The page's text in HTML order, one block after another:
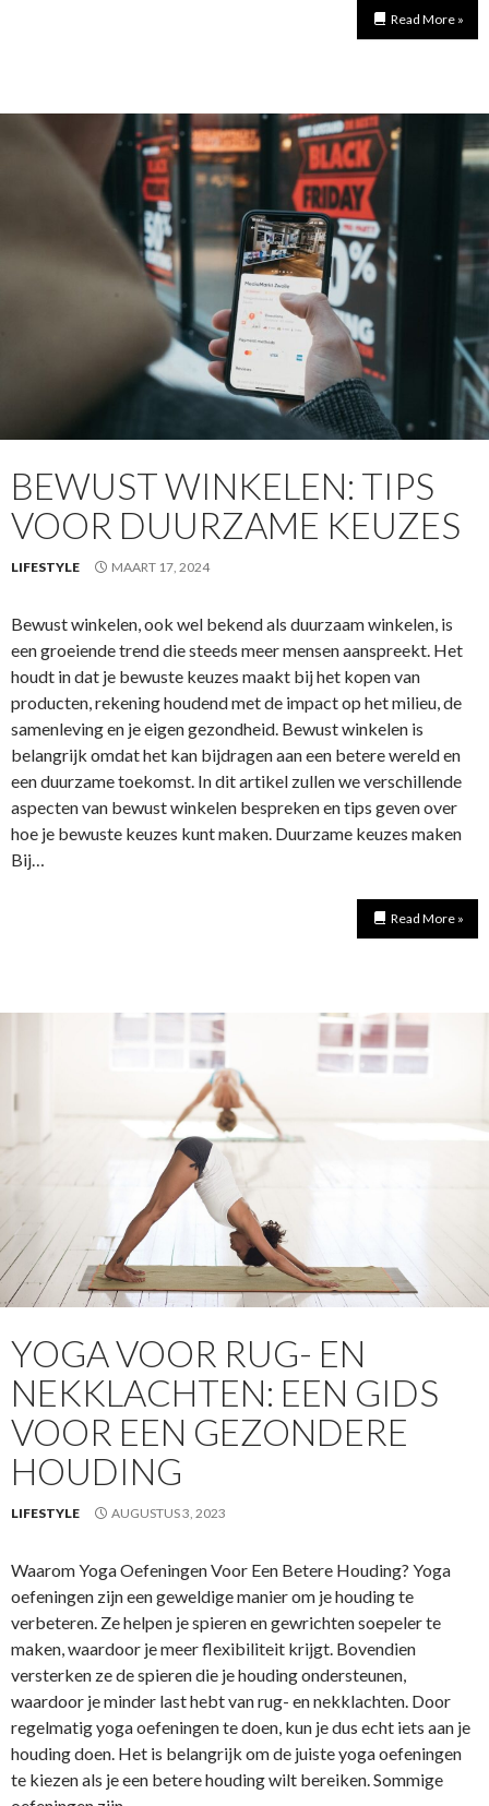
Read More »
BEWUST WINKELEN: TIPS
VOOR DUURZAME KEUZES
LIFESTYLE MAART 17, 2024
Bewust winkelen, ook wel bekend als duurzaam winkelen, is
een groeiende trend die steeds meer mensen aanspreekt. Het
houdt in dat je bewuste keuzes maakt bij het kopen van
producten, rekening houdend met de impact op het milieu, de
samenleving en je eigen gezondheid. Bewust winkelen is
belangrijk omdat het kan bijdragen aan een betere wereld en
een duurzame toekomst. In dit artikel zullen we verschillende
aspecten van bewust winkelen bespreken en tips geven over
hoe je bewuste keuzes kunt maken. Duurzame keuzes maken
Bij…
Read More »
YOGA VOOR RUG- EN
NEKKLACHTEN: EEN GIDS
VOOR EEN GEZONDERE
HOUDING
LIFESTYLE AUGUSTUS 3, 2023
Waarom Yoga Oefeningen Voor Een Betere Houding? Yoga
oefeningen zijn een geweldige manier om je houding te
verbeteren. Ze helpen je spieren en gewrichten soepeler te
maken, waardoor je meer flexibiliteit krijgt. Bovendien
versterken ze de spieren die je houding ondersteunen,
waardoor je minder last hebt van rug- en nekklachten. Door
regelmatig yoga oefeningen te doen, kun je dus echt iets aan je
houding doen. Het is belangrijk om de juiste yoga oefeningen
te kiezen als je een betere houding wilt bereiken. Sommige